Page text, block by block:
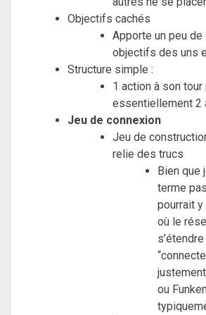
Objectifs cachés
Apporte un peu
objectifs des uns
Structure simple :
1 action à son
essentiellement 2
Jeu de connexion
Jeu de
relie des trucs
Bien que
terme
pourrait
où le
ou